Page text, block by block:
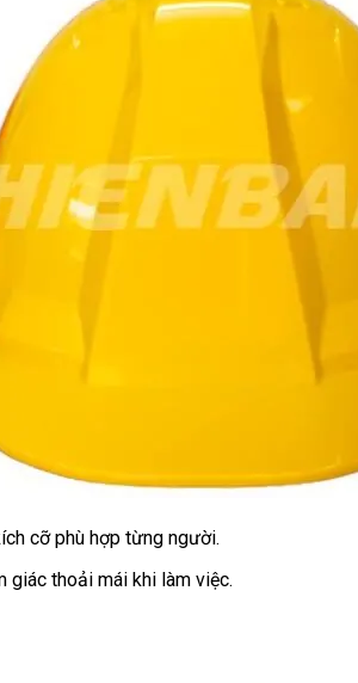
cỡ phù hợp từng người.
giác thoải mái khi làm việc.